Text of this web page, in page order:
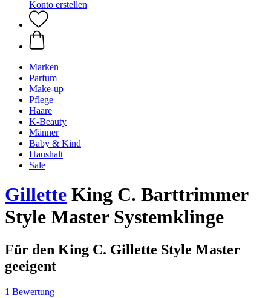
Konto erstellen
Marken
Parfum
Make-up
Pflege
Haare
K-Beauty
Männer
Baby & Kind
Haushalt
Sale
Gillette King C. Barttrimmer
Style Master Systemklinge
Für den King C. Gillette Style Master
geeigent
1 Bewertung